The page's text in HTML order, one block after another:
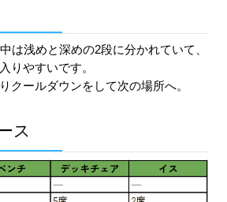
は浅めと深めの2段に分かれていて、
りやすいです。
クールダウンをして次の場所へ。
ス